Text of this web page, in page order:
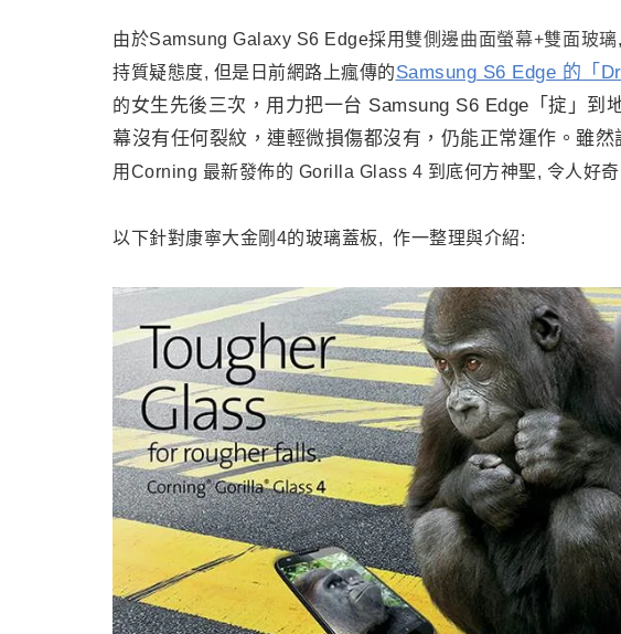
由於Samsung Galaxy S6 Edge採用雙側邊曲面螢幕+雙面玻璃
持質疑態度, 但是日前網路上瘋傳的Samsung S6 Edge 的「
的女生先後三次，用力把一台 Samsung S6 Edge「掟」到
幕沒有任何裂紋，連輕微損傷都沒有，仍能正常運作。雖然
用 Corning 最新發佈的 Gorilla Glass 4 到底何方神聖, 令人好奇
以下針對康寧大金剛4的玻璃蓋板, 作一整理與介紹: